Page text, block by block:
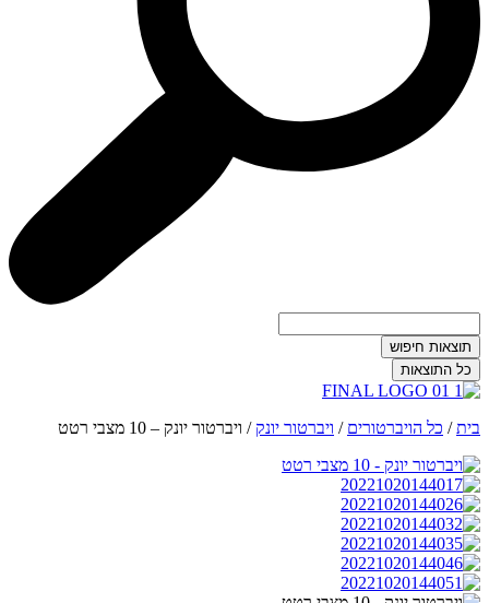
תוצאות חיפוש
כל התוצאות
בית/ כל הויברטורים / ויברטור יונק / ויברטור יונק – 10 מצבי רטט